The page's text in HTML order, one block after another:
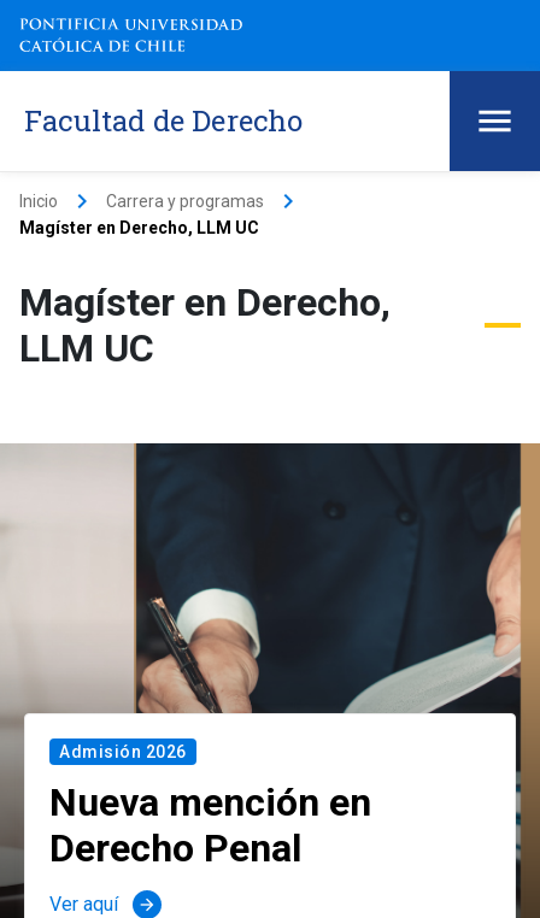
Facultad de Derecho
Inicio keyboard_arrow_right Carrera y programas keyboard_arrow_right
Magíster en Derecho, LLM UC
Magíster en Derecho,
LLM UC
Admisión 2026
Nueva mención en
Derecho Penal
Ver aquí arrow_forward